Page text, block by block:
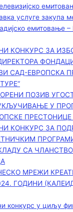
услуге закупа
емитовање
КОНКУРС ЗА
САД-ЕВРОПСКА
ПОЗИВ
У
ПРЕСТОНИЦЕ
КОНКУРС ЗА
СА
МРЕЖИ
ГОДИНИ
конкурс у циљу